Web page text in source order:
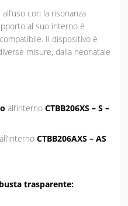
con la risonanza
al suo interno è
Il dispositivo è
misure, dalla neonatale
all’internoCTBB206XS – S –
all’internoCTBB206AXS – AS
trasparente: